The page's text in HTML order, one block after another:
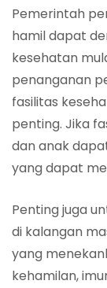
Pemerintah
hamil dapat
kesehatan
penanganan
fasilitas
penting. Jika
dan anak
yang dapat
Penting juga
di kalangan
yang
kehamilan,